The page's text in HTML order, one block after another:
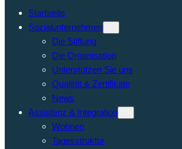
Startseite
Sozialunternehmen
Die Stiftung
Die Organisation
Unterstützen Sie uns
Qualität & Zertifikate
News
Assistenz & Integration
Wohnen
Tagesstruktur